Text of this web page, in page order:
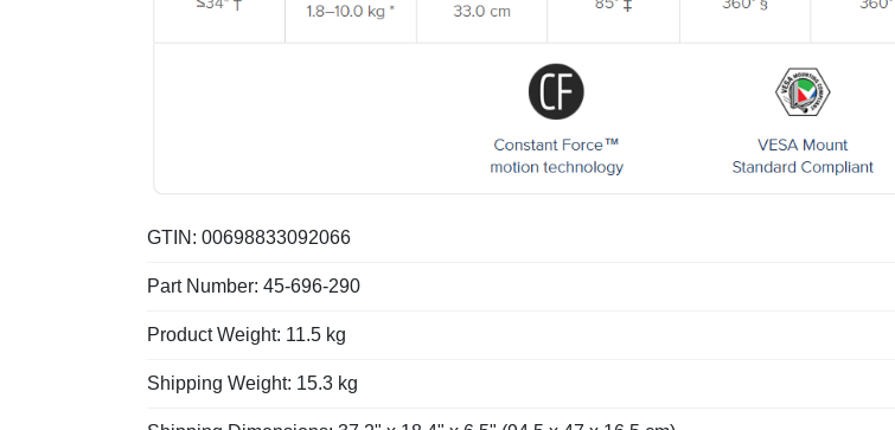
GTIN: 00698833092066
Part Number: 45-696-290
Product Weight: 11.5 kg
Shipping Weight: 15.3 kg